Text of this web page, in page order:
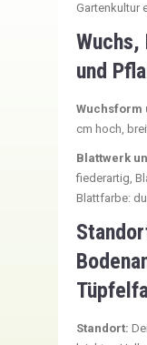
Gartenkultur
und
Wuchsform
cm hoch,
Blattwerk
fiederartig,
Blattfarbe:
Standort: